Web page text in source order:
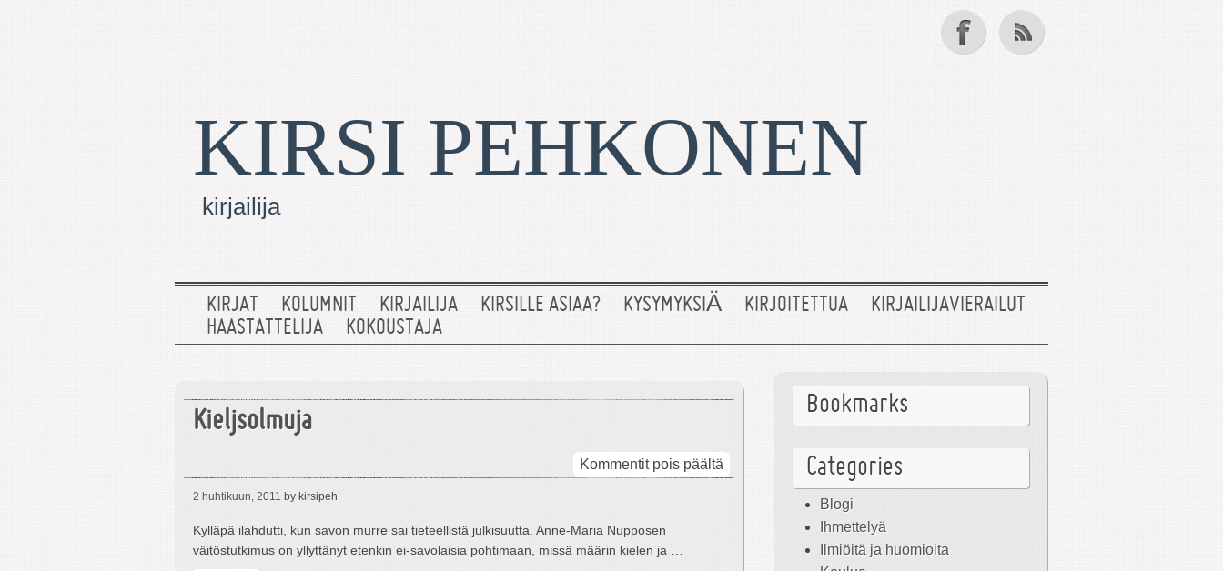
KIRSI PEHKONEN
kirjailija
KIRJAT KOLUMNIT KIRJAILIJA KIRSILLE ASIAA? KYSYMYKSIÄ KIRJOITETTUA
KIRJAILIJAVIERAILUT
HAASTATTELIJA
KOKOUSTAJA
Kieljsolmuja
Kommentit pois päältä
Kieljsolmuja
2 huhtikuun, 2011 by kirsipeh
Kylläpä ilahdutti, kun savon murre sai tieteellistä julkisuutta. Anne-Maria Nupposen
väitöstutkimus on yllyttänyt etenkin ei-savolaisia pohtimaan, missä määrin kielen ja …
Bookmarks
Categories
Blogi
Ihmettelyä
Ilmiöitä ja huomioita